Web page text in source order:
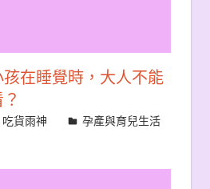
孩在睡覺時，大人不能
吃貨雨神
孕產與育兒生活